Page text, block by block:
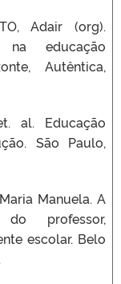
Adair (org).
educação
Autêntica,
al. Educação
São Paulo,
Manuela. A
do professor,
escolar. Belo